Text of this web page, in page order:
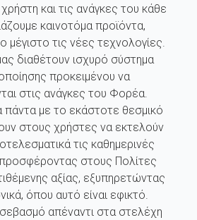
και τις ανάγκες του κάθε
καινοτόμα προϊόντα,
μέγιστο τις νέες τεχνολογίες.
διαθέτουν ισχυρό σύστημα
προκειμένου να
στις ανάγκες του Φορέα.
πάντα με το εκάστοτε θεσμικό
στους χρήστες να εκτελούν
τις καθημερινές
στους Πολίτες
αξίας, εξυπηρετώντας
όπου αυτό είναι εφικτό.
απέναντι στα στελέχη